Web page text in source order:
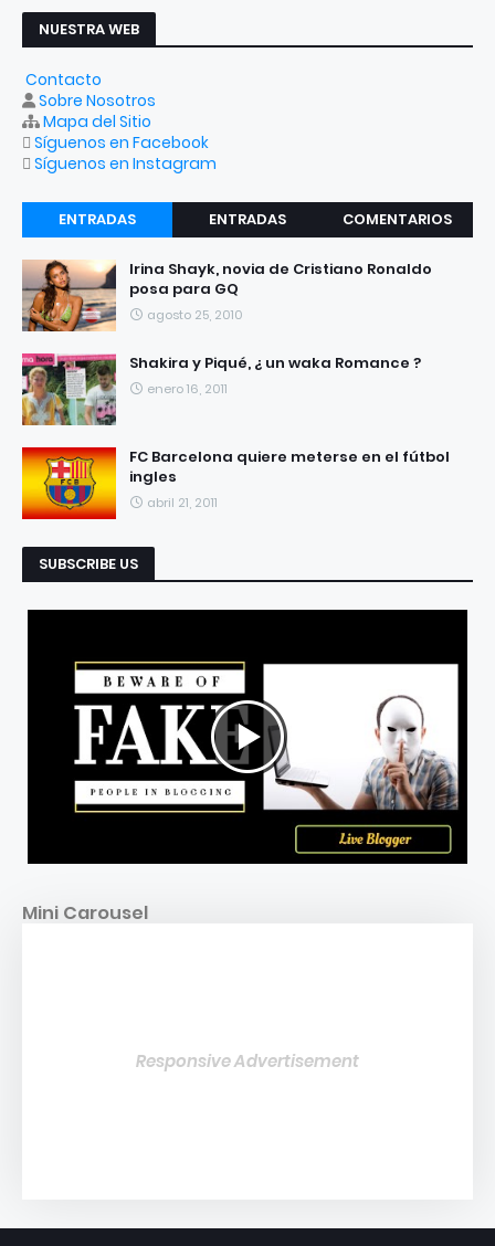
NUESTRA WEB
Contacto
Sobre Nosotros
Mapa del Sitio
Síguenos en Facebook
Síguenos en Instagram
ENTRADAS
RECIENTES
ENTRADAS
COMENTARIOS
Irina Shayk, novia de Cristiano Ronaldo
posa para GQ
agosto 25, 2010
Shakira y Piqué, ¿ un waka Romance ?
enero 16, 2011
FC Barcelona quiere meterse en el fútbol
ingles
abril 21, 2011
SUBSCRIBE US
Mini Carousel
Responsive Advertisement